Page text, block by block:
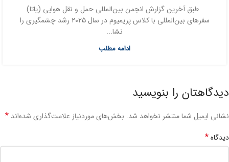
طبق آخرین گزارش انجمن بین‌المللی حمل و نقل هوایی (یاتا)
سفرهای بین‌المللی با کلاس پریمیوم در سال ۲۰۲۵ رشد چشمگیری را
نشا...
ادامه مطلب
دیدگاهتان را بنویسید
نشانی ایمیل شما منتشر نخواهد شد. بخش‌های موردنیاز علامت‌گذاری شده‌اند *
دیدگاه*